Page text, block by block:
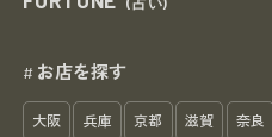
# お店を探す
大阪 兵庫 京都 滋賀 奈良